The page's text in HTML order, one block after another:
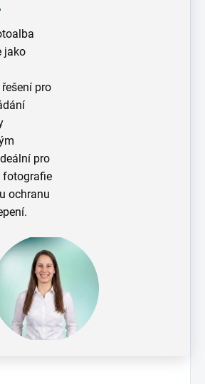
jako
pro
pro
fotografie
ochranu